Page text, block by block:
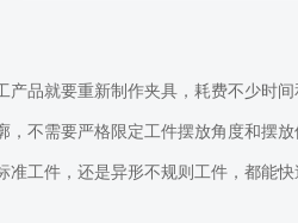
品就要重新制作夹具，耗费不少时
不需要严格限定工件摆放角度和摆放
工件，还是异形不规则工件，都能